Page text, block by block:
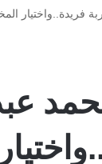
فريدة..واختيار